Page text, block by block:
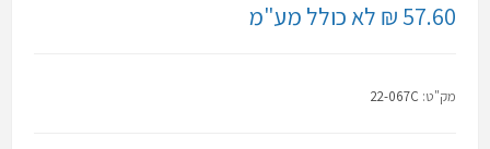
57.60 ₪ לא כולל מע"מ
מק"ט: 22-067C